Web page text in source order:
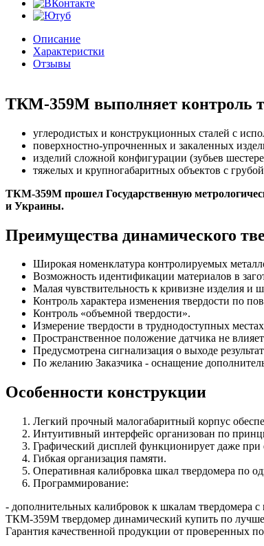
Описание
Характеристки
Отзывы
ТКМ-359М выполняет контроль
углеродистых и конструкционных сталей с
поверхностно-упрочненных и закаленных
изделий сложной конфигурации (зубьев
тяжелых и крупногабаритных объектов с
ТКМ-359М прошел Государственную
и Украины.
Преимущества динамического
Широкая номенклатура контролируемых
Возможность идентификации материалов в
Малая чувствительность к кривизне изделия и
Контроль характера изменения твердости по
Контроль «объемной твердости».
Измерение твердости в труднодоступных
Пространственное положение датчика не
Предусмотрена сигнализация о выходе
По желанию Заказчика - оснащение
Особенности конструкции
Легкий прочный малогабаритный корпус
Интуитивный интерфейс организован по
Графический дисплей функционирует даже при
Гибкая организация памяти.
Оперативная калибровка шкал твердомера по
Программирование:
- дополнительных калибровок к шкалам твердомера
ТКМ-359М твердомер динамический купить по
Гарантия качественной продукции от проверенных